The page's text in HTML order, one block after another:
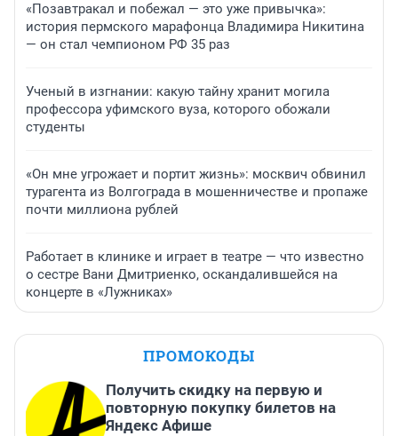
«Позавтракал и побежал — это уже привычка»:
история пермского марафонца Владимира Никитина
— он стал чемпионом РФ 35 раз
Ученый в изгнании: какую тайну хранит могила
профессора уфимского вуза, которого обожали
студенты
«Он мне угрожает и портит жизнь»: москвич обвинил
турагента из Волгограда в мошенничестве и пропаже
почти миллиона рублей
Работает в клинике и играет в театре — что известно
о сестре Вани Дмитриенко, оскандалившейся на
концерте в «Лужниках»
ПРОМОКОДЫ
Получить скидку на первую и
повторную покупку билетов на
Яндекс Афише